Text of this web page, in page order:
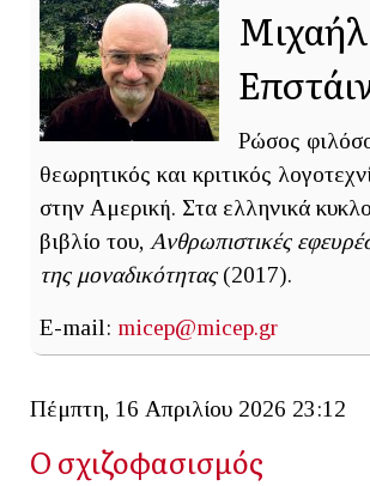
Μιχαήλ
Ρώσος
θεωρητικός και κριτικός
στην Αμερική. Στα ελληνικά
βιβλίο του, Ανθρωπιστικές
της μοναδικότητας(2017).
E-mail: micep@micep.gr
Πέμπτη, 16 Απριλίου 2026 23:12
Ο σχιζοφασισμός